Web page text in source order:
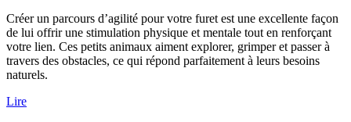
Créer un parcours d’agilité pour votre furet est une excellente façon
de lui offrir une stimulation physique et mentale tout en renforçant
votre lien. Ces petits animaux aiment explorer, grimper et passer à
travers des obstacles, ce qui répond parfaitement à leurs besoins
naturels.
Lire